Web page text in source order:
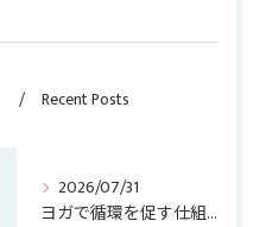
Recent Posts
2026/07/31
ヨガで循環を促す仕組みと健康的に続けるコツを徹底解説